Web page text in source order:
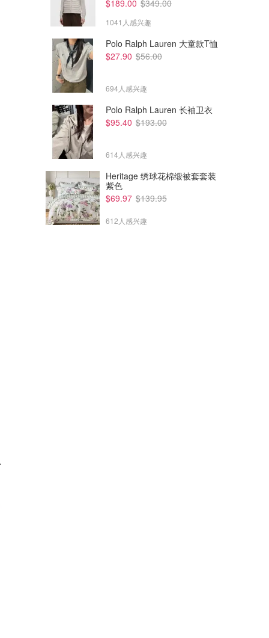
$189.00 $349.00
1041人感兴趣
Polo Ralph Lauren 大童款T恤
$27.90 $56.00
694人感兴趣
Polo Ralph Lauren 长袖卫衣
$95.40 $193.00
614人感兴趣
Heritage 绣球花棉缎被套套装
紫色
$69.97 $139.95
612人感兴趣